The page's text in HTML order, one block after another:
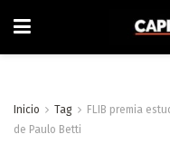
Inicio Tag
FLIB premia
de Paulo Betti